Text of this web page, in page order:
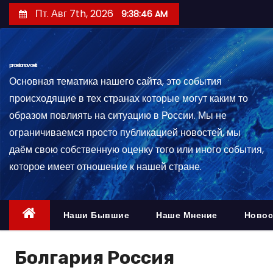
е
й
ж
Пт. Авг 7th, 2026 9:38:47 AM
prostonovosti
Основная тематика нашего сайта, это события
происходящие в тех странах которые могут каким то
образом повлиять на ситуацию в России. Мы не
ограничиваемся просто публикацией новостей, мы
даём свою собственную оценку того или иного события,
которое имеет отношение к нашей стране.
Наши Бывшие Наше Мнение
Болгария Россия